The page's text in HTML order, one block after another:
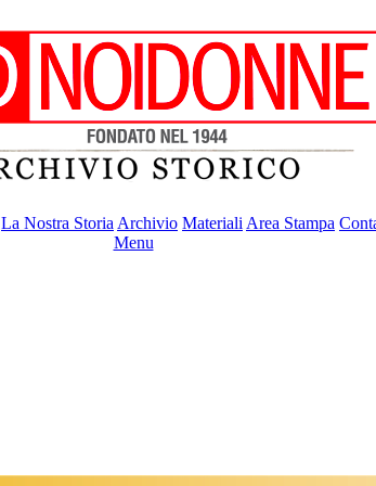
La Nostra Storia Archivio Materiali Area Stampa
Menu